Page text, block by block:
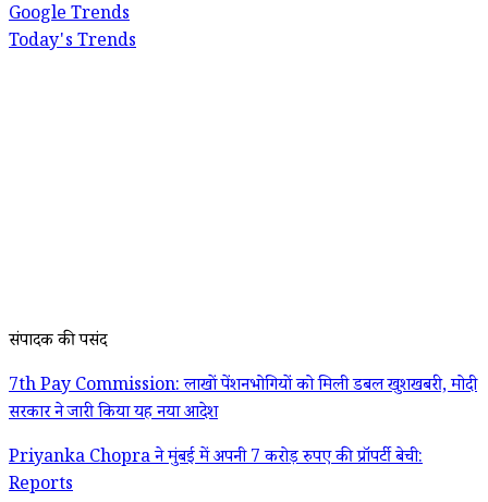
Google Trends
Today's Trends
संपादक की पसंद
7th Pay Commission: लाखों पेंशनभोगियों को मिली डबल खुशखबरी, मोदी
सरकार ने जारी किया यह नया आदेश
Priyanka Chopra ने मुंबई में अपनी 7 करोड़ रुपए की प्रॉपर्टी बेची:
Reports